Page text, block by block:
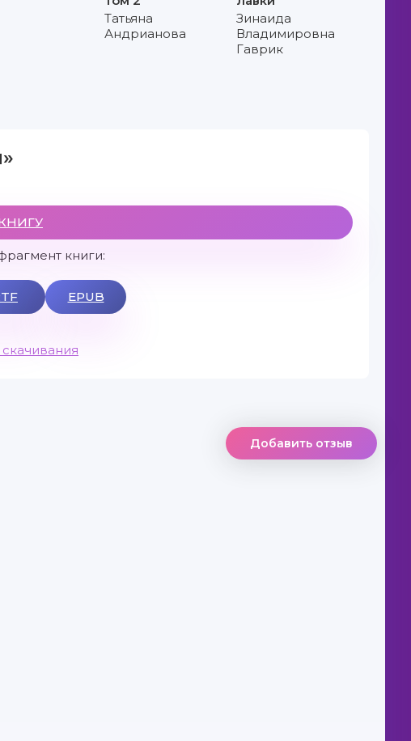
Татьяна
Андрианова
Зинаида
Владимировна
Гаврик
книги:
EPUB
скачивания
Добавить отзыв